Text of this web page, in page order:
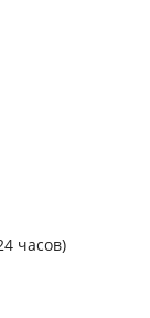
часов)